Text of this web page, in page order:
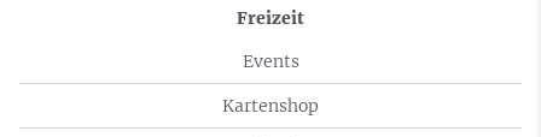
Freizeit
Events
Kartenshop